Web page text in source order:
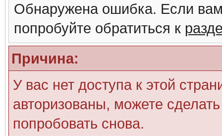
Обнаружена ошибка. Если
попробуйте обратиться к
Причина:
У вас нет доступа к этой
авторизованы, можете
попробовать снова.